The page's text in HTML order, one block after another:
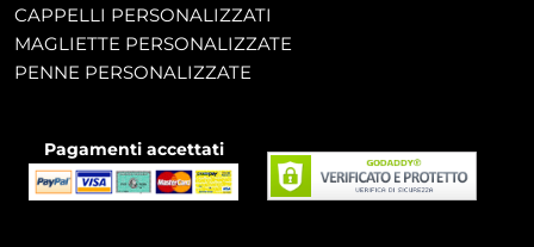
CAPPELLI PERSONALIZZATI
MAGLIETTE PERSONALIZZATE
PENNE PERSONALIZZATE
Pagamenti accettati